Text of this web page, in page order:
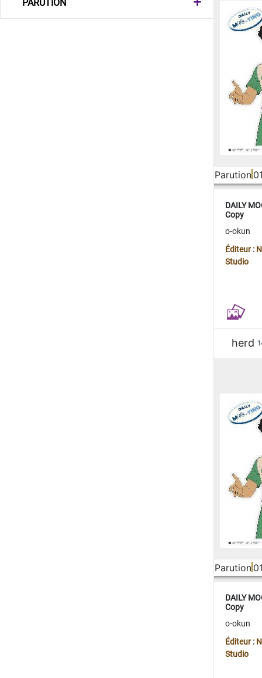
PARUTION
Parution
DAILY
Copy
o-okun
Éditeur :
Studio
herd
Parution
DAILY
Copy
o-okun
Éditeur :
Studio